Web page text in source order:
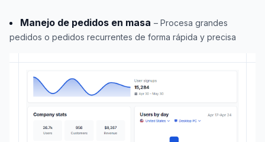
Manejo de pedidos en masa – Procesa grandes
pedidos o pedidos recurrentes de forma rápida y precisa